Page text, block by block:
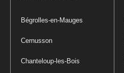
Bégrolles-en-Mauges
Cernusson
Chanteloup-les-Bois